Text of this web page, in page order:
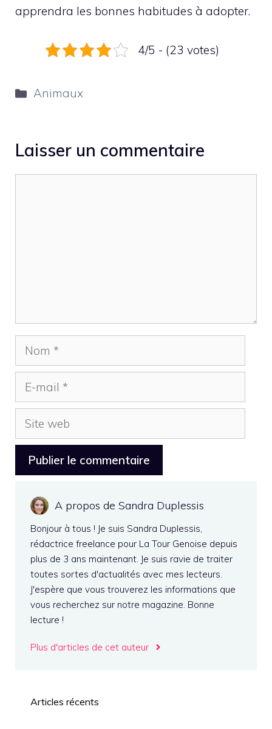
apprendra les bonnes habitudes à adopter.
4/5 - (23 votes)
Catégories
Animaux
Laisser un commentaire
Nom
mail
Site
web
A propos de Sandra Duplessis
Bonjour à tous ! Je suis Sandra Duplessis,
rédactrice freelance pour La Tour Genoise depuis
plus de 3 ans maintenant. Je suis ravie de traiter
toutes sortes d'actualités avec mes lecteurs.
J'espère que vous trouverez les informations que
vous recherchez sur notre magazine. Bonne
lecture !
Plus d'articles de cet auteur
Articles récents